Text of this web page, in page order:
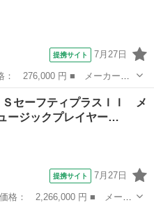
提携サイト 7月27日
■ グレード名： Ｓ １０４
5D ■ ミッション： イン
ＳセーフティプラスＩＩ メ
ージックプレイヤー…
提携サイト 7月27日